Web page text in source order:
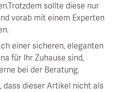
sollte diese nur
vorab mit einem Experten
einer sicheren, eleganten
für Ihr Zuhause sind,
bei der Beratung.
dieser Artikel nicht als